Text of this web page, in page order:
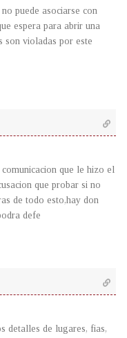
puede asociarse con
espera para abrir una
son violadas por este
que le hizo el
que probar si no
de todo esto,hay don
defe
detalles de lugares, fias,